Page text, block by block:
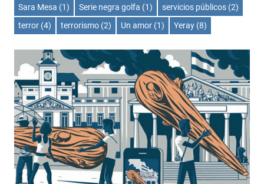
Sara Mesa (1) Serie negra golfa (1) servicios públicos (2)
terror (4) terrorismo (2) Un amor (1) Yeray (8)